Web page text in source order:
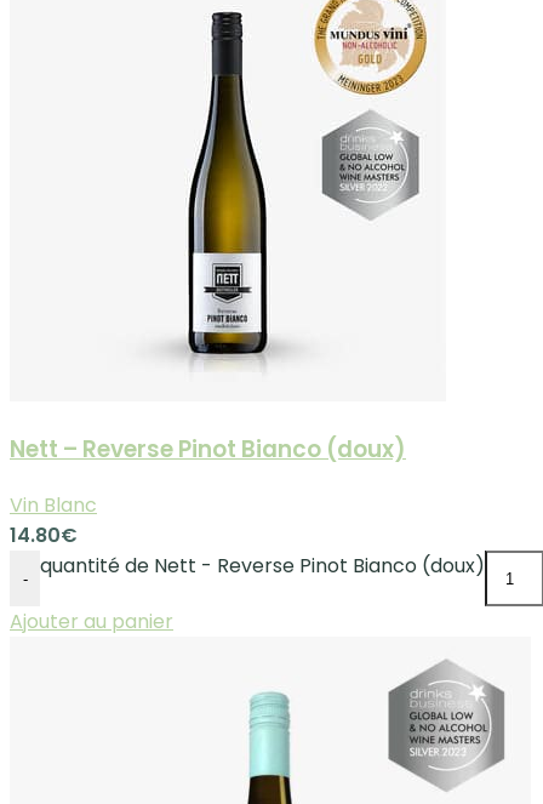
Nett – Reverse Pinot Bianco (doux)
Vin Blanc
14.80€
-
quantité de Nett - Reverse Pinot Bianco (doux)
Ajouter au panier